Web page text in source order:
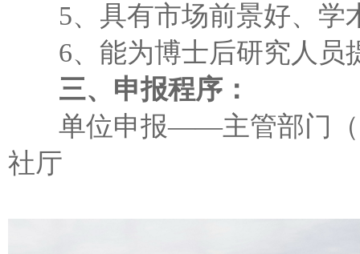
5、具有市场前景好、学
6、能为博士后研究人员
三、申报程序：
单位申报——主管部门（
社厅